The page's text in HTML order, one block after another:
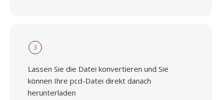
3
Lassen Sie die Datei konvertieren und Sie
können Ihre pcd-Datei direkt danach
herunterladen